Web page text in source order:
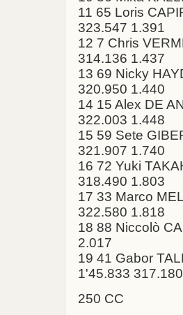
11 65 Loris
323.547 1.391
12 7 Chris
314.136 1.437
13 69 Nicky
320.950 1.440
14 15 Alex DE
322.003 1.448
15 59 Sete
321.907 1.740
16 72 Yuki
318.490 1.803
17 33 Marco
322.580 1.818
18 88 Niccolò
2.017
19 41 Gabor
1'45.833
250 CC